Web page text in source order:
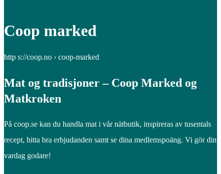
Coop marked
http s://coop.no › coop-marked
Mat og tradisjoner – Coop Marked og
Matkroken
På coop.se kan du handla mat i vår nätbutik, inspireras av tusentals
recept, hitta bra erbjudanden samt se dina medlemspoäng. Vi gör din
vardag godare!